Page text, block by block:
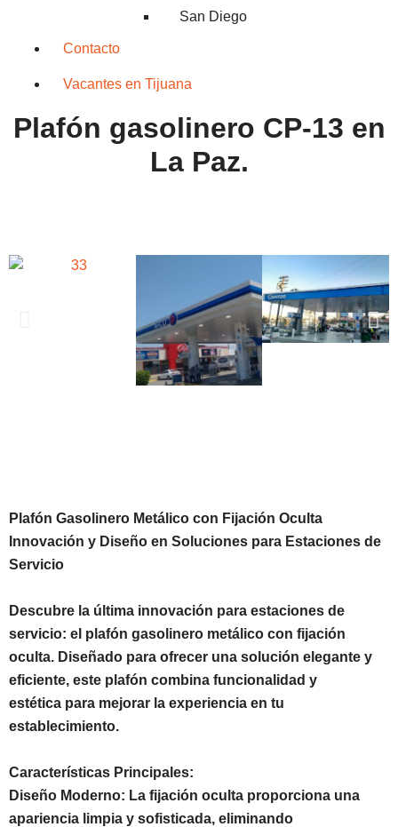
San Diego
Contacto
Vacantes en Tijuana
Plafón gasolinero CP-13 en
La Paz.
Plafón Gasolinero Metálico con Fijación Oculta
Innovación y Diseño en Soluciones para Estaciones de
Servicio
Descubre la última innovación para estaciones de
servicio: el plafón gasolinero metálico con fijación
oculta. Diseñado para ofrecer una solución elegante y
eficiente, este plafón combina funcionalidad y
estética para mejorar la experiencia en tu
establecimiento.
Características Principales:
Diseño Moderno: La fijación oculta proporciona una
apariencia limpia y sofisticada, eliminando